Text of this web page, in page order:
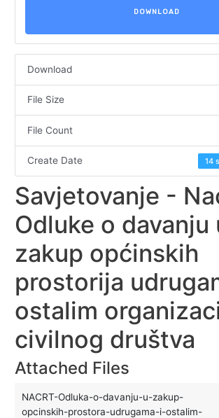
DOWNLOAD
Download
File Size
File Count
Create Date 14
Savjetovanje -
Odluke o davanju
zakup općinskih
prostorija
ostalim
civilnog društva
Attached Files
NACRT-Odluka-o-davanju-u-zakup-
opcinskih-prostora-udrugama-i-ostalim-